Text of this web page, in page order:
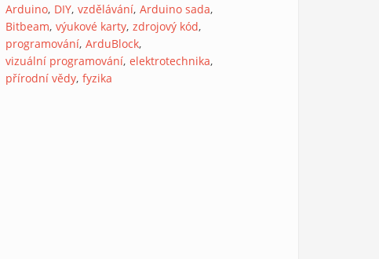
Arduino DIY vzdělávání Arduino sada
Bitbeam výukové karty zdrojový kód
programování ArduBlock
vizuální programování elektrotechnika
přírodní vědy fyzika